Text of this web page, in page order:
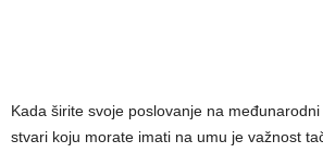
Kada širite svoje poslovanje na
stvari koju morate imati na umu je važnost